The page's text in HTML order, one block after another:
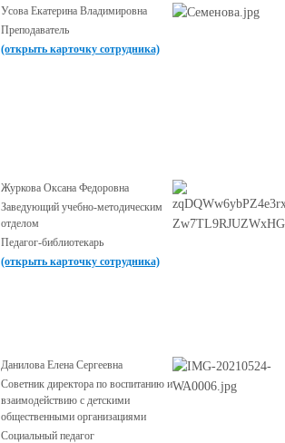
Усова Екатерина Владимировна
Преподаватель
(открыть карточку сотрудника)
Журкова Оксана Федоровна
Заведующий учебно-методическим
отделом
Педагог-библиотекарь
(открыть карточку сотрудника)
Данилова Елена Сергеевна
Советник директора по воспитанию и
взаимодействию с детскими
общественными организациями
Социальный педагог